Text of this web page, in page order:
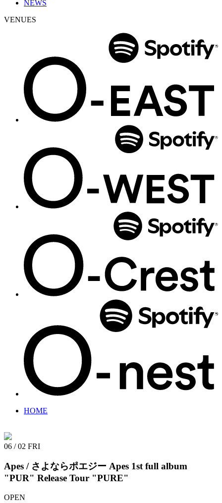
NEWS
VENUES
HOME
06 / 02 FRI
Apes / さよならポエジー Apes 1st full album
"PUR" Release Tour "PURE"
OPEN